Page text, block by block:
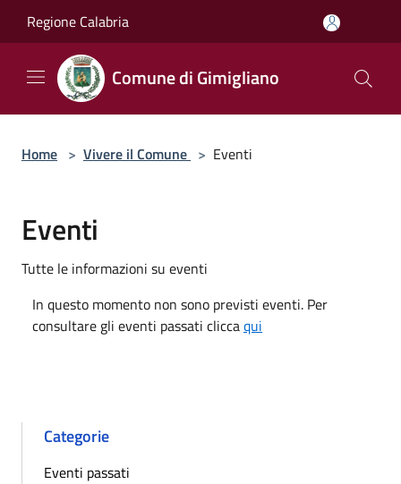
Regione Calabria
Comune di Gimigliano
Home > Vivere il Comune > Eventi
Eventi
Tutte le informazioni su eventi
In questo momento non sono previsti eventi. Per
consultare gli eventi passati cliccaqui
Categorie
Eventi passati